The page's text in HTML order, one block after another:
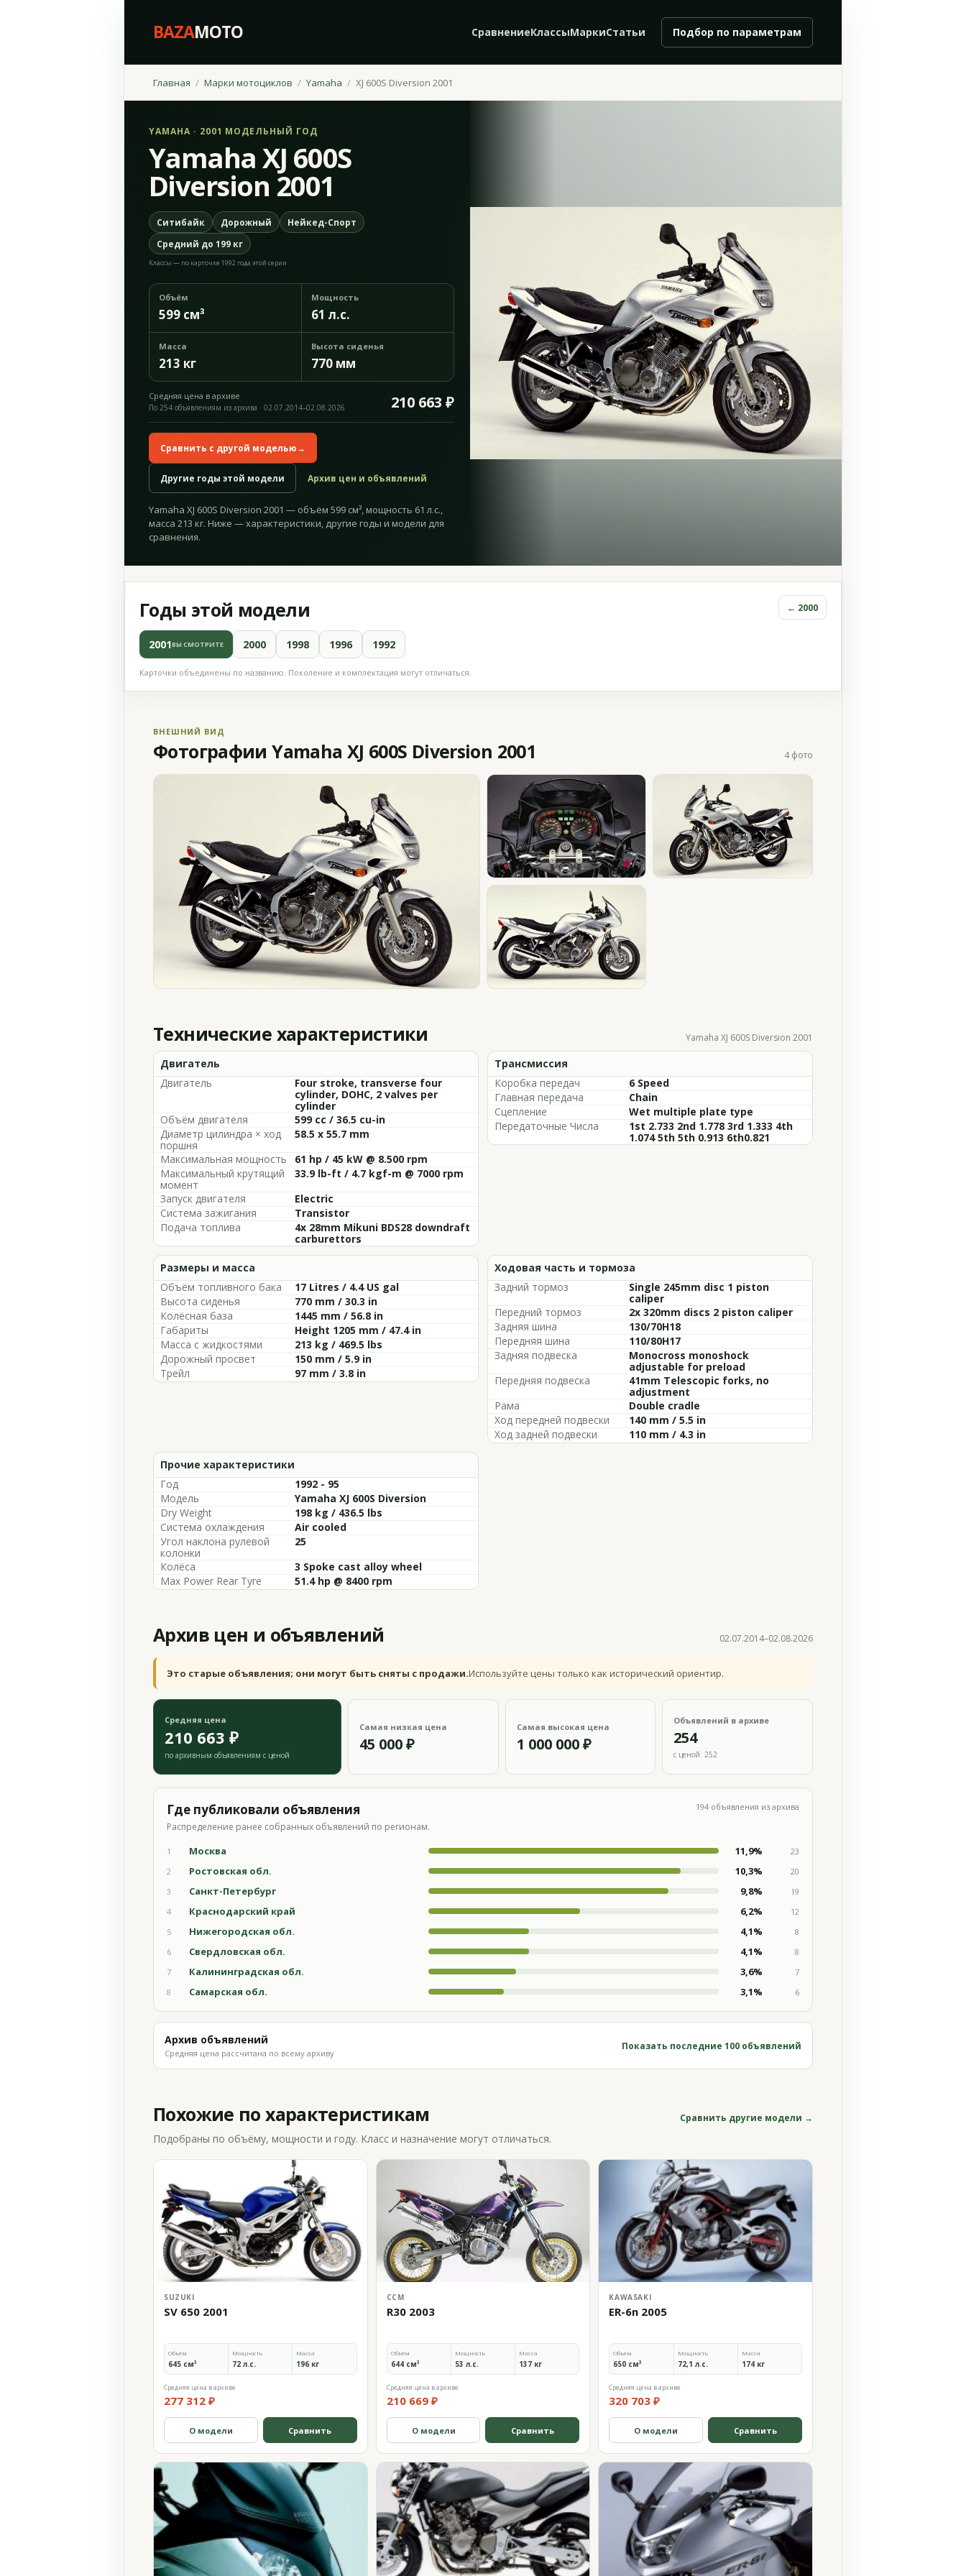
BAZAMOTO СравнениеКлассыМаркиСтатьи Подбор по параметрам
Главная Марки мотоциклов Yamaha XJ 600S Diversion 2001
YAMAHA · 2001 МОДЕЛЬНЫЙ ГОД
Yamaha XJ 600S
Diversion 2001
Ситибайк Дорожный
Нейкед-Спорт
Средний до 199 кг
Классы — по карточке 1992 года этой серии
Объём
599 см³
Мощность
61 л.с.
Масса
213 кг
Высота сиденья
770 мм
Средняя цена в архиве 210 663 ₽
По 254 объявлениям из архива · 02.07.2014–02.08.2026
Сравнить с другой моделью→
Другие годы этой модели Архив цен и объявлений
Yamaha XJ 600S Diversion 2001 — объём 599 см³, мощность 61 л.с.,
масса 213 кг. Ниже — характеристики, другие годы и модели для
сравнения.
Годы этой модели ← 2000
2001ВЫ СМОТРИТЕ 2000 1998 1996 1992
Карточки объединены по названию. Поколение и комплектация могут отличаться.
ВНЕШНИЙ ВИД
Фотографии Yamaha XJ 600S Diversion 2001 4 фото
Технические характеристики Yamaha XJ 600S Diversion 2001
Двигатель
Двигатель
Four stroke, transverse four
cylinder, DOHC, 2 valves per
cylinder
Объём двигателя
599 cc / 36.5 cu-in
Диаметр цилиндра × ход
поршня
58.5 x 55.7 mm
Максимальная мощность
61 hp / 45 kW @ 8.500 rpm
Максимальный крутящий
момент
33.9 lb-ft / 4.7 kgf-m @ 7000 rpm
Запуск двигателя
Electric
Система зажигания
Transistor
Подача топлива
4x 28mm Mikuni BDS28 downdraft
carburettors
Трансмиссия
Коробка передач
6 Speed
Главная передача
Chain
Сцепление
Wet multiple plate type
Передаточные Числа
1st 2.733 2nd 1.778 3rd 1.333 4th
1.074 5th 5th 0.913 6th0.821
Размеры и масса
Объём топливного бака
17 Litres / 4.4 US gal
Высота сиденья
770 mm / 30.3 in
Колёсная база
1445 mm / 56.8 in
Габариты
Height 1205 mm / 47.4 in
Масса с жидкостями
213 kg / 469.5 lbs
Дорожный просвет
150 mm / 5.9 in
Трейл
97 mm / 3.8 in
Ходовая часть и тормоза
Задний тормоз
Single 245mm disc 1 piston
caliper
Передний тормоз
2x 320mm discs 2 piston caliper
Задняя шина
130/70H18
Передняя шина
110/80H17
Задняя подвеска
Monocross monoshock
adjustable for preload
Передняя подвеска
41mm Telescopic forks, no
adjustment
Рама
Double cradle
Ход передней подвески
140 mm / 5.5 in
Ход задней подвески
110 mm / 4.3 in
Прочие характеристики
Год
1992 - 95
Модель
Yamaha XJ 600S Diversion
Dry Weight
198 kg / 436.5 lbs
Система охлаждения
Air cooled
Угол наклона рулевой
колонки
25
Колёса
3 Spoke cast alloy wheel
Max Power Rear Tyre
51.4 hp @ 8400 rpm
Архив цен и объявлений 02.07.2014–02.08.2026
Это старые объявления; они могут быть сняты с продажи.Используйте цены только как исторический ориентир.
Средняя цена
210 663 ₽
по архивным объявлениям с ценой
Самая низкая цена
45 000 ₽
Самая высокая цена
1 000 000 ₽
Объявлений в архиве
254
с ценой: 252
Где публиковали объявления
Распределение ранее собранных объявлений по регионам.
194 объявления из архива
1 Москва 11,9%
23
2
Ростовская обл. 10,3%
20
3
Санкт-Петербург 9,8%
19
4
Краснодарский край 6,2%
12
5
Нижегородская обл. 4,1%
8
6
Свердловская обл. 4,1%
8
7
Калининградская обл. 3,6%
7
8
Самарская обл. 3,1% 6
Архив объявлений
Средняя цена рассчитана по всему архиву
Показать последние 100 объявлений
Похожие по характеристикам Сравнить другие модели →
Подобраны по объёму, мощности и году. Класс и назначение могут отличаться.
SUZUKI
SV 650 2001
Объём
645 см³
Мощность
72 л.с.
Масса
196 кг
Средняя цена в архиве
277 312 ₽
О модели Сравнить
CCM
R30 2003
Объём
644 см³
Мощность
53 л.с.
Масса
137 кг
Средняя цена в архиве
210 669 ₽
О модели Сравнить
KAWASAKI
ER-6n 2005
Объём
650 см³
Мощность
72,1 л.с.
Масса
174 кг
Средняя цена в архиве
320 703 ₽
О модели Сравнить